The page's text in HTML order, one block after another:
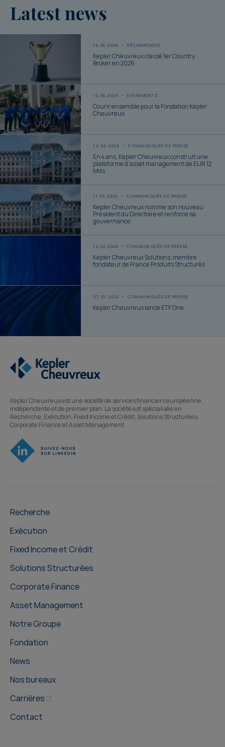
Latest news
16.06.2026 RÉCOMPENSES
Kepler Cheuvreux classé 1er Country
Broker en 2026
10.06.2026 EVÉNEMENTS
Courir ensemble pour la Fondation Kepler
Cheuvreux
14.04.2026 COMMUNIQUÉS DE PRESSE
En 4 ans, Kepler Cheuvreux construit une
plateforme d’asset management de EUR 12
Mds
11.03.2026 COMMUNIQUÉS DE PRESSE
Kepler Cheuvreux nomme son nouveau
Président du Directoire et renforce sa
gouvernance
12.02.2026 COMMUNIQUÉS DE PRESSE
Kepler Cheuvreux Solutions, membre
fondateur de France Produits Structurés
27.01.2026 COMMUNIQUÉS DE PRESSE
Kepler Cheuvreux lance ETF One
Kepler Cheuvreux est une société de services financiers européenne,
indépendante et de premier plan. La société est spécialisée en
Recherche, Exécution, Fixed Income et Crédit, Solutions Structurées,
Corporate Finance et Asset Management.
Recherche
Exécution
Fixed Income et Crédit
Solutions Structurées
Corporate Finance
Asset Management
Notre Groupe
Fondation
News
Nos bureaux
Carrières
Contact